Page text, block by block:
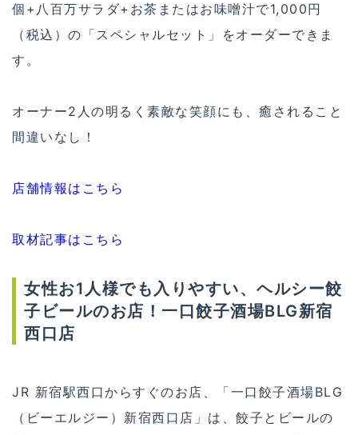
個+八百万サラダ+お茶またはお味噌汁で1,000円
（税込）の「スペシャルセット」をオーダーできま
す。
オーナー2人の明るく素敵な笑顔にも、癒されること
間違いなし！
店舗情報はこちら
取材記事はこちら
女性お1人様でも入りやすい、ヘルシー餃
子ビールのお店！一口餃子酒場BLG新宿
西口店
JR 新宿駅西口からすぐのお店、「一口餃子酒場BLG
（ビーエルジー）新宿西口店」は、餃子とビールの